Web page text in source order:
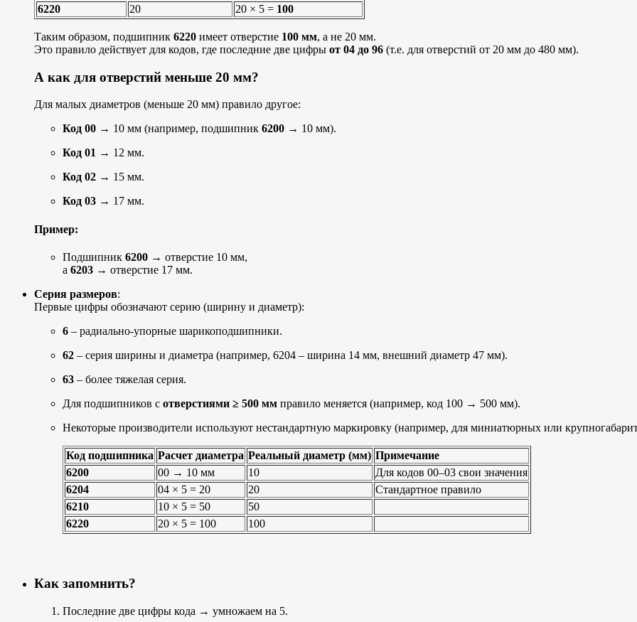
6220
20 20 × 5 = 100
Таким образом, подшипник 6220 имеет отверстие 100 мм, а не 20 мм.
Это правило действует для кодов, где последние две цифры от 04 до 96 (т.е. для отверстий от 20 мм до 480 мм).
А как для отверстий меньше 20 мм?
Для малых диаметров (меньше 20 мм) правило другое:
Код 00 → 10 мм (например, подшипник 6200 → 10 мм).
Код 01 → 12 мм.
Код 02 → 15 мм.
Код 03 → 17 мм.
Пример:
Подшипник 6200 → отверстие 10 мм,
а 6203 → отверстие 17 мм.
Серия размеров:
Первые цифры обозначают серию (ширину и диаметр):
6 – радиально-упорные шарикоподшипники.
62 – серия ширины и диаметра (например, 6204 – ширина 14 мм, внешний диаметр 47 мм).
63 – более тяжелая серия.
Для подшипников с отверстиями ≥ 500 мм правило меняется (например, код 100 → 500 мм).
Некоторые производители используют нестандартную маркировку (например, для миниатюрных или
Код подшипника Расчет диаметра Реальный диаметр (мм) Примечание
6200
00 → 10 мм 10
Для кодов 00–03 свои значения
6204
04 × 5 = 20 20
Стандартное правило
6210
10 × 5 = 50
50
6220
20 × 5 = 100 100
Как запомнить?
Последние две цифры кода → умножаем на 5.